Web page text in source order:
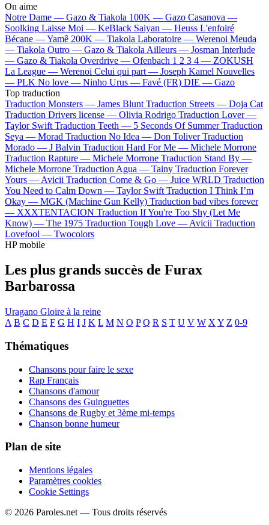
On aime
Notre Dame — Gazo & Tiakola 100K — Gazo Casanova —
Soolking Laisse Moi — KeBlack Saiyan — Heuss L'enfoiré
Bécane —Yamê 200K — Tiakola Laboratoire — Werenoi Meuda
— Tiakola Outro — Gazo & Tiakola Ailleurs — Josman Interlude
— Gazo & Tiakola Overdrive — Ofenbach 1 2 3 4 — ZOKUSH
La League — Werenoi Celui qui part — Joseph Kamel Nouvelles
— PLK No love — Ninho Urus — Favé (FR) DIE — Gazo
Top traduction
Traduction Monsters — James Blunt Traduction Streets — Doja Cat
Traduction Drivers license — Olivia Rodrigo Traduction Lover —
Taylor Swift Traduction Teeth — 5 Seconds Of Summer Traduction
Seya — Morad Traduction No Idea — Don Toliver Traduction
Morado — J Balvin Traduction Hard For Me — Michele Morrone
Traduction Rapture — Michele Morrone Traduction Stand By —
Michele Morrone Traduction Agua — Tainy Traduction Forever
Yours — Avicii Traduction Come & Go — Juice WRLD Traduction
You Need to Calm Down — Taylor Swift Traduction I Think I’m
Okay — MGK (Machine Gun Kelly) Traduction bad vibes forever
— XXXTENTACION Traduction If You're Too Shy (Let Me
Know) — The 1975 Traduction Tough Love — Avicii Traduction
Lovefool — Twocolors
HP mobile
Les plus grands succès de Furax
Barbarossa
Uragano Gloire à la reine
A B C D E F G H I J K L M N O P Q R S T U V W X Y Z 0-9
Thématiques
Chansons pour faire le sexe
Rap Français
Chansons d'amour
Chansons des Guinguettes
Chansons de Rugby et 3ème mi-temps
Chanson bonne humeur
Plan de site
Mentions légales
Paramètres cookies
Cookie Settings
© 2026 Paroles.net — Tous droits réservés